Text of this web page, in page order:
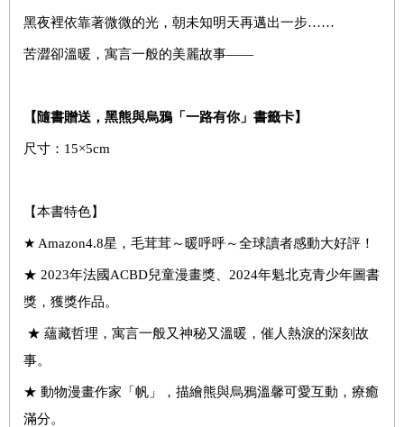
黑夜裡依靠著微微的光，朝未知明天再邁出一步……
苦澀卻溫暖，寓言一般的美麗故事——
【隨書贈送，黑熊與烏鴉「一路有你」書籤卡】
尺寸：15×5cm
【本書特色】
★ Amazon4.8星，毛茸茸～暖呼呼～全球讀者感動大好評！
★ 2023年法國ACBD兒童漫畫獎、2024年魁北克青少年圖書
獎，獲獎作品。
★ 蘊藏哲理，寓言一般又神秘又溫暖，催人熱淚的深刻故
事。
★ 動物漫畫作家「帆」，描繪熊與烏鴉溫馨可愛互動，療癒
滿分。